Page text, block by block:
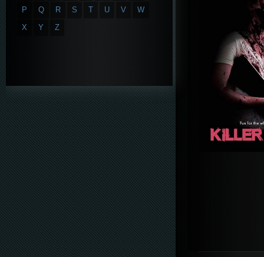
P
Q R S T U V
W
X
Y Z